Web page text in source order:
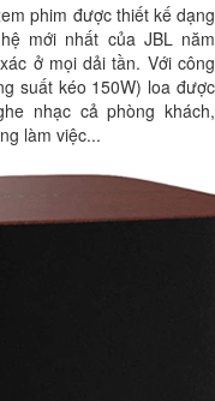
phim được thiết kế dạng
mới nhất của JBL năm
ở mọi dải tần. Với công
suất kéo 150W) loa được
nhạc cả phòng khách,
làm việc...